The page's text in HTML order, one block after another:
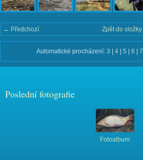
← Předchozí Zpět do složky
Automatické procházení: 3 | 4| 5 | 6 | 7
Poslední fotografie
Fotoalbum